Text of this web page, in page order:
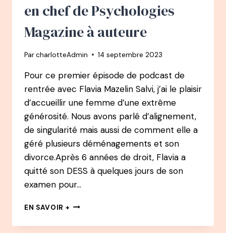
SOPHROLOGUE,
AUTEURE,
COACH
en chef de Psychologies
Magazine à auteure
ParcharlotteAdmin 14 septembre 2023
Pour ce premier épisode de podcast de
rentrée avec Flavia Mazelin Salvi, j’ai le plaisir
d’accueillir une femme d’une extrême
générosité. Nous avons parlé d’alignement,
de singularité mais aussi de comment elle a
géré plusieurs déménagements et son
divorce.Après 6 années de droit, Flavia a
quitté son DESS à quelques jours de son
examen pour…
EN SAVOIR + 111
–